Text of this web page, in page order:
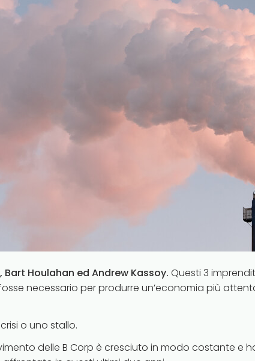
Bart Houlahan ed Andrew Kassoy.Questi 3
necessario per produrre un’economia più
o uno stallo.
delle B Corp è cresciuto in modo costante e